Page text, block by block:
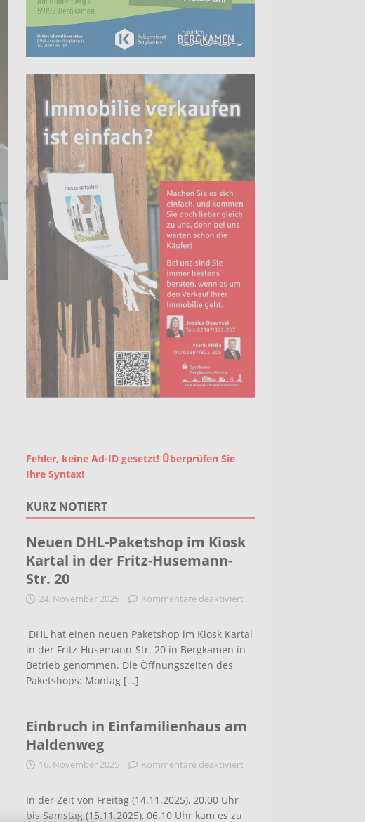
Fehler, keine Ad-ID gesetzt! Überprüfen Sie
Ihre Syntax!
KURZ NOTIERT
Neuen DHL-Paketshop im Kiosk
Kartal in der Fritz-Husemann-
Str. 20
24. November 2025 Kommentare deaktiviert
DHL hat einen neuen Paketshop im Kiosk Kartal
in der Fritz-Husemann-Str. 20 in Bergkamen in
Betrieb genommen. Die Öffnungszeiten des
Paketshops: Montag [...]
Einbruch in Einfamilienhaus am
Haldenweg
16. November 2025 Kommentare deaktiviert
In der Zeit von Freitag (14.11.2025), 20.00 Uhr
bis Samstag (15.11.2025), 06.10 Uhr kam es zu